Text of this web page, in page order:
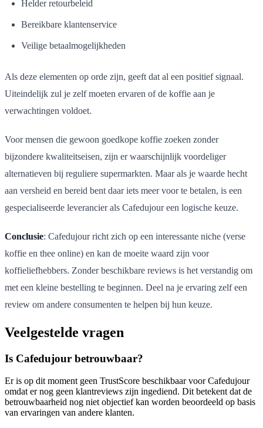
Helder retourbeleid
Bereikbare klantenservice
Veilige betaalmogelijkheden
Als deze elementen op orde zijn, geeft dat al een positief signaal.
Uiteindelijk zul je zelf moeten ervaren of de koffie aan je
verwachtingen voldoet.
Voor mensen die gewoon goedkope koffie zoeken zonder
bijzondere kwaliteitseisen, zijn er waarschijnlijk voordeliger
alternatieven bij reguliere supermarkten. Maar als je waarde hecht
aan versheid en bereid bent daar iets meer voor te betalen, is een
gespecialiseerde leverancier als Cafedujour een logische keuze.
Conclusie: Cafedujour richt zich op een interessante niche (verse
koffie en thee online) en kan de moeite waard zijn voor
koffieliefhebbers. Zonder beschikbare reviews is het verstandig om
met een kleine bestelling te beginnen. Deel na je ervaring zelf een
review om andere consumenten te helpen bij hun keuze.
Veelgestelde vragen
Is Cafedujour betrouwbaar?
Er is op dit moment geen TrustScore beschikbaar voor Cafedujour
omdat er nog geen klantreviews zijn ingediend. Dit betekent dat de
betrouwbaarheid nog niet objectief kan worden beoordeeld op basis
van ervaringen van andere klanten.